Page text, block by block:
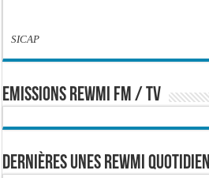
SICAP
EMISSIONS REWMI FM / TV
Dernières Unes Rewmi Quotidien